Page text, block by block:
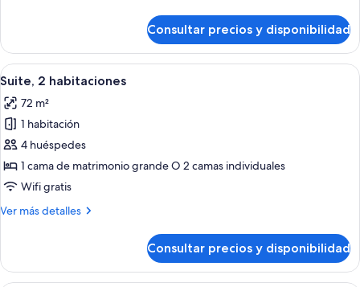
+
2
children)
2
habitaciones
(The
4
adults
2
children)
Consultar precios y disponibilidad
Abrir
todas
las
fotos
de
Suite,
2
Una habitación moderna con sofá,
6
Suite, 2 habitaciones
72 m²
1 habitación
4 huéspedes
1 cama de matrimonio grande O 2 camas individuales
Wifi gratis
Ver más detalles
Más
2
habitaciones
Consultar precios y disponibilidad